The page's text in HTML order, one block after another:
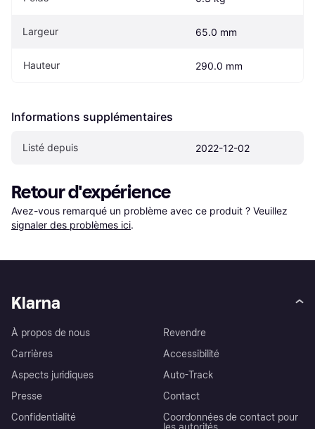
Largeur 65.0 mm
Hauteur 290.0 mm
Informations supplémentaires
Listé depuis 2022-12-02
Retour d'expérience
Avez-vous remarqué un problème avec ce produit ? Veuillez
signaler des problèmes ici.
Klarna
À propos de nous
Carrières
Aspects juridiques
Presse
Confidentialité
Revendre
Accessibilité
Auto-Track
Contact
Coordonnées de contact pour